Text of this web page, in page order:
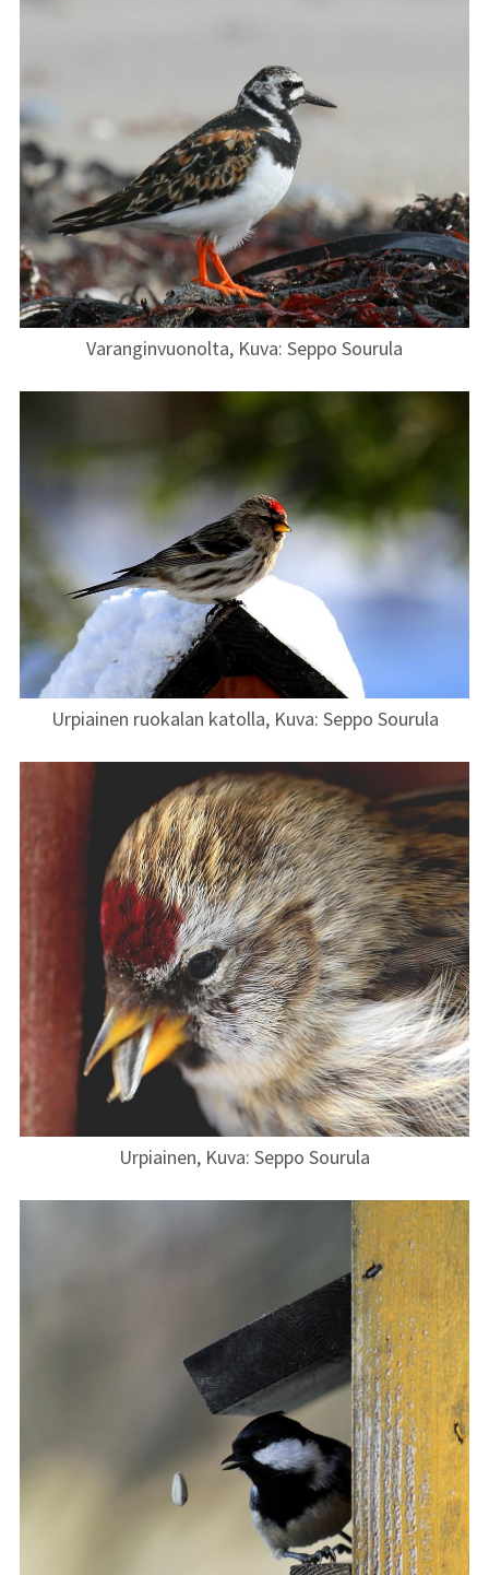
Varanginvuonolta, Kuva: Seppo Sourula
Urpiainen ruokalan katolla, Kuva: Seppo Sourula
Urpiainen, Kuva: Seppo Sourula